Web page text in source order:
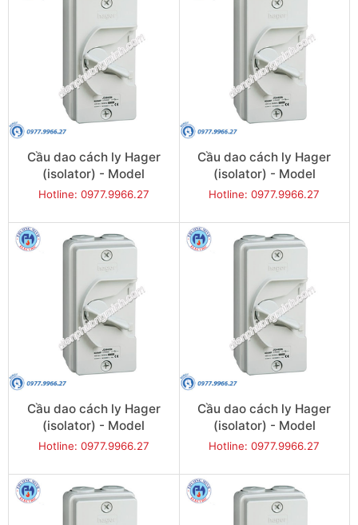
Cầu dao cách ly Hager
(isolator) - Model
JG332U
Hotline: 0977.9966.27
Cầu dao cách ly Hager
(isolator) - Model
JG340U
Hotline: 0977.9966.27
Cầu dao cách ly Hager
(isolator) - Model
JG420U
Hotline: 0977.9966.27
Cầu dao cách ly Hager
(isolator) - Model
JG432U
Hotline: 0977.9966.27